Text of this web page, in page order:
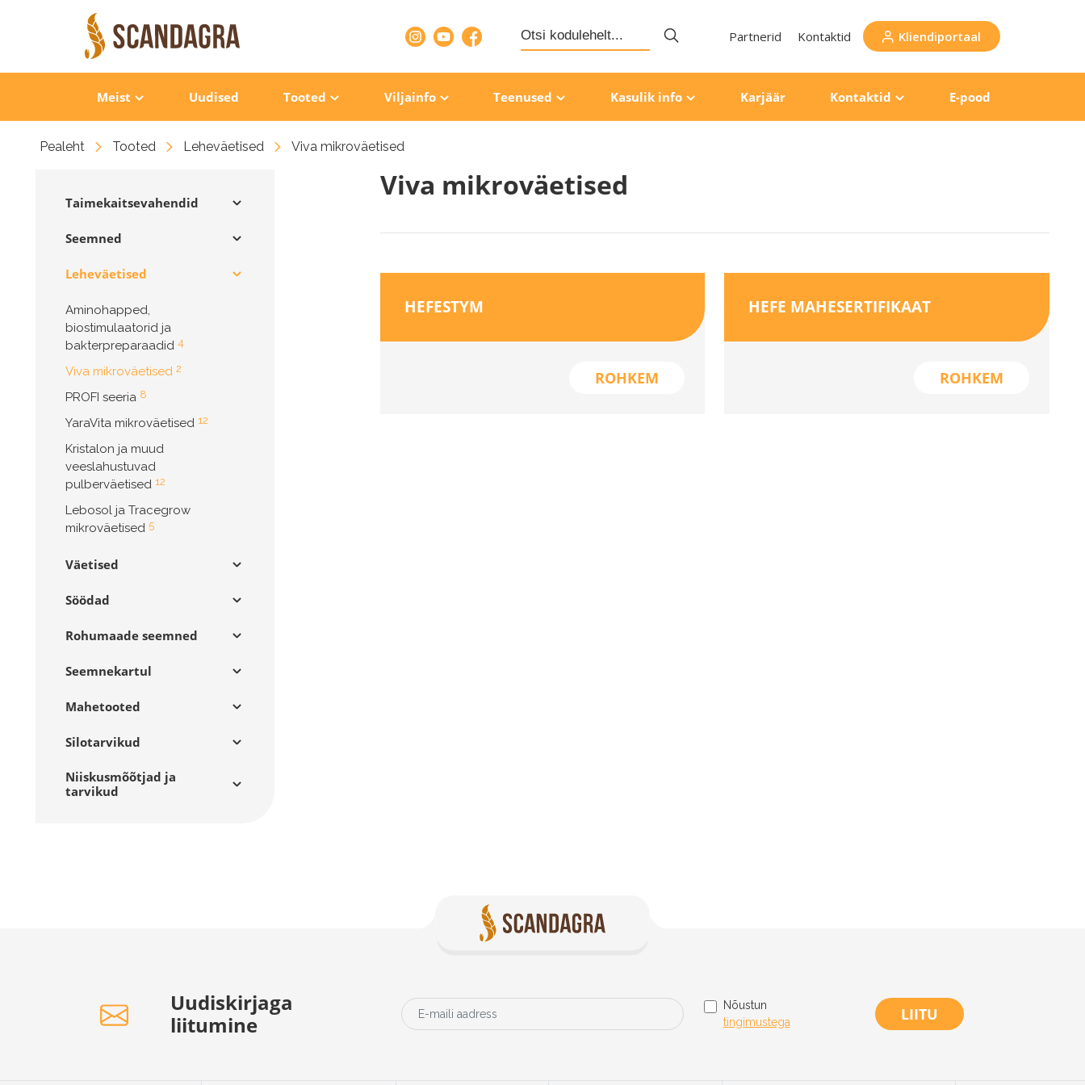
Search
for: Partnerid Kontaktid Kliendiportaal
Meist Uudised Tooted Viljainfo Teenused Kasulik info Karjäär Kontaktid E-pood
Pealeht Tooted Leheväetised Viva mikroväetised
Taimekaitsevahendid
Seemned
Leheväetised
Aminohapped,
biostimulaatorid ja
bakterpreparaadid 4
Viva mikroväetised 2
PROFI seeria 8
YaraVita mikroväetised 12
Kristalon ja muud
veeslahustuvad
pulberväetised 12
Lebosol ja Tracegrow
mikroväetised 5
Väetised
Söödad
Rohumaade seemned
Seemnekartul
Mahetooted
Silotarvikud
Niiskusmõõtjad ja
tarvikud
Viva mikroväetised
HEFESTYM
ROHKEM
HEFE MAHESERTIFIKAAT
ROHKEM
Uudiskirjaga
liitumine
Nõustun
tingimustega
LIITU